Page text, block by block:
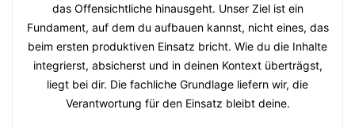
das Offensichtliche hinausgeht. Unser Ziel ist ein
Fundament, auf dem du aufbauen kannst, nicht eines, das
beim ersten produktiven Einsatz bricht. Wie du die Inhalte
integrierst, absicherst und in deinen Kontext überträgst,
liegt bei dir. Die fachliche Grundlage liefern wir, die
Verantwortung für den Einsatz bleibt deine.